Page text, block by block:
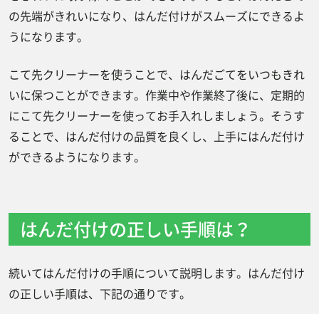
の先端がきれいになり、はんだ付けがスムーズにできるよ
うになります。
こて先クリーナーを使うことで、はんだごてをいつもきれ
いに保つことができます。作業中や作業終了後に、定期的
にこて先クリーナーを使ってお手入れしましょう。そうす
ることで、はんだ付けの品質を良くし、上手にはんだ付け
ができるようになります。
はんだ付けの正しい手順は？
続いてはんだ付けの手順について説明します。はんだ付け
の正しい手順は、下記の通りです。